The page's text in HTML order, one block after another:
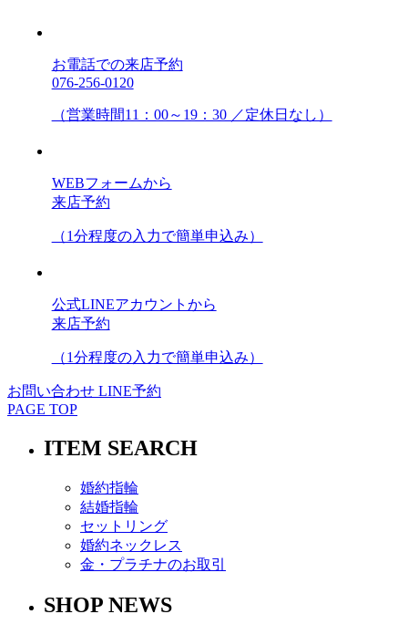
お電話での来店予約
076-256-0120
（営業時間11：00～19：30 ／定休日なし）
WEBフォームから
来店予約
（1分程度の入力で簡単申込み）
公式LINEアカウントから
来店予約
（1分程度の入力で簡単申込み）
お問い合わせ LINE予約
PAGE TOP
ITEM SEARCH
婚約指輪
結婚指輪
セットリング
婚約ネックレス
金・プラチナのお取引
SHOP NEWS